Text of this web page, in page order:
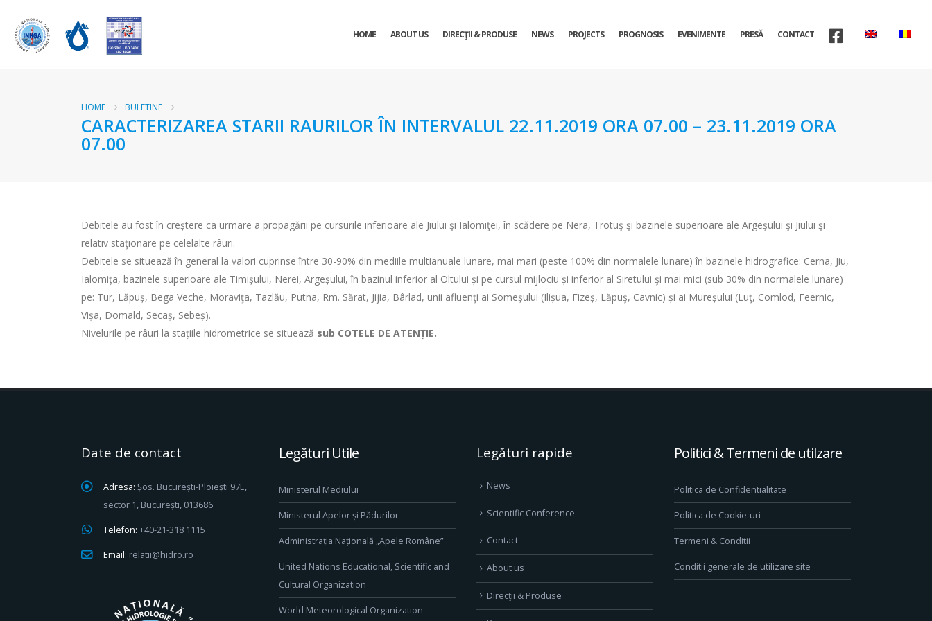
HOME ABOUT US DIRECŢII & PRODUSE NEWS PROJECTS PROGNOSIS EVENIMENTE PRESĂ CONTACT
HOME BULETINE
CARACTERIZAREA STARII RAURILOR ÎN INTERVALUL 22.11.2019 ORA 07.00 – 23.11.2019 ORA
07.00
Debitele au fost în creștere ca urmare a propagării pe cursurile inferioare ale Jiului şi Ialomiţei, în scădere pe Nera, Trotuş şi bazinele superioare ale Argeşului şi Jiului şi
relativ staţionare pe celelalte râuri.
Debitele se situează în general la valori cuprinse între 30-90% din mediile multianuale lunare, mai mari (peste 100% din normalele lunare) în bazinele hidrografice: Cerna, Jiu,
Ialomița, bazinele superioare ale Timișului, Nerei, Argeșului, în bazinul inferior al Oltului și pe cursul mijlociu și inferior al Siretului şi mai mici (sub 30% din normalele lunare)
pe: Tur, Lăpuș, Bega Veche, Moraviţa, Tazlău, Putna, Rm. Sărat, Jijia, Bârlad, unii afluenţi ai Someșului (Ilișua, Fizeș, Lăpuş, Cavnic) și ai Mureșului (Luţ, Comlod, Feernic,
Vișa, Domald, Secaș, Sebeș).
Nivelurile pe râuri la stațiile hidrometrice se situează sub COTELE DE ATENȚIE.
Date de contact
Adresa: Șos. București-Ploiești 97E,
sector 1, București, 013686
Telefon: +40-21-318 1115
Email: relatii@hidro.ro
Legături Utile
Ministerul Mediului
Ministerul Apelor și Pădurilor
Administrația Națională „Apele Române”
United Nations Educational, Scientific and
Cultural Organization
World Meteorological Organization
Legături rapide
News
Scientific Conference
Contact
About us
Direcţii & Produse
Politici & Termeni de utilzare
Politica de Confidentialitate
Politica de Cookie-uri
Termeni & Conditii
Conditii generale de utilizare site